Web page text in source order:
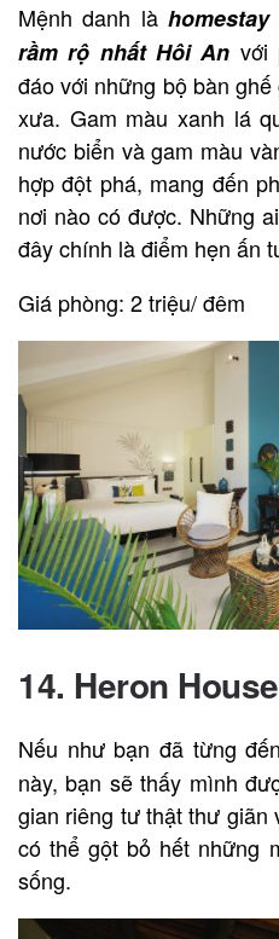
Mệnh danh là
rầm rộ nhất Hôi An với
đáo với những bộ bàn
xưa. Gam màu xanh lá
nước biển và gam màu
hợp đột phá, mang đến
nơi nào có được. Những
đây chính là điểm hẹn ấn
Giá phòng: 2 triệu/ đêm
14. Heron
Nếu như bạn đã từng đến
này, bạn sẽ thấy mình
gian riêng tư thật thư giãn
có thể gột bỏ hết những
sống.